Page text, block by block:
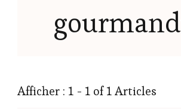
Afficher : 1 - 1 of 1 Articles